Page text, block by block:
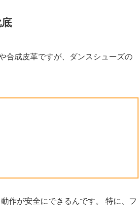
合成皮革ですが、ダンスシューズの
作が安全にできるんです。 特に、フ